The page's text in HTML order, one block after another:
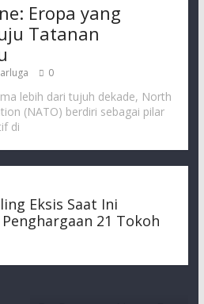
Eropa yang
Tatanan
0
lebih dari tujuh dekade, North
(NATO) berdiri sebagai pilar
di
Eksis Saat Ini
21 Tokoh